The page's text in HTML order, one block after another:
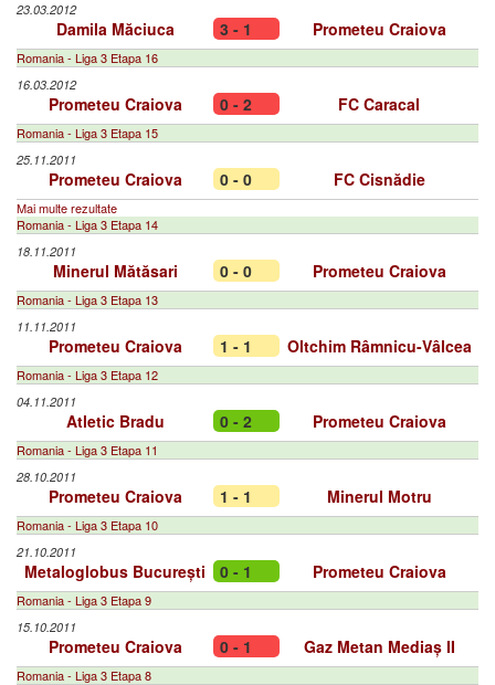
23.03.2012
Damila Măciuca 3 - 1 Prometeu Craiova
Romania - Liga 3 Etapa 16
16.03.2012
Prometeu Craiova 0 - 2 FC Caracal
Romania - Liga 3 Etapa 15
25.11.2011
Prometeu Craiova 0 - 0 FC Cisnădie
Mai multe rezultate
Romania - Liga 3 Etapa 14
18.11.2011
Minerul Mătăsari 0 - 0 Prometeu Craiova
Romania - Liga 3 Etapa 13
11.11.2011
Prometeu Craiova 1 - 1 Oltchim Râmnicu-Vâlcea
Romania - Liga 3 Etapa 12
04.11.2011
Atletic Bradu 0 - 2 Prometeu Craiova
Romania - Liga 3 Etapa 11
28.10.2011
Prometeu Craiova 1 - 1 Minerul Motru
Romania - Liga 3 Etapa 10
21.10.2011
Metaloglobus București 0 - 1 Prometeu Craiova
Romania - Liga 3 Etapa 9
15.10.2011
Prometeu Craiova 0 - 1 Gaz Metan Mediaș II
Romania - Liga 3 Etapa 8